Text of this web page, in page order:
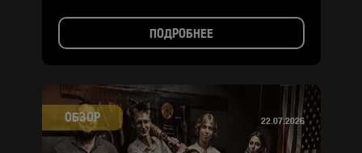
ПОДРОБНЕЕ
ОБЗОР 22.07.2026